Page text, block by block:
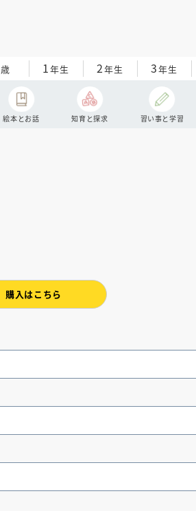
歳 1年生 2年生 3年生
絵本とお話 知育と探求 習い事と学習
購入はこちら